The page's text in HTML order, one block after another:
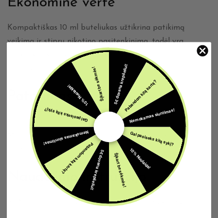
Kompaktiškas 10 ml buteliukas užtikrina patikimą
veikimą ir stiprų nikotino pasitenkinimą, todėl yra
praktiškas kasdienis pasirinkimas vapintojams,
norintiems sodraus skonio patogiu formatu.
Patarimas
Naudokite Oasis mažesne galia kapsulių (pod) arba
MTL įrenginyje, kad tropinių vaisių natos išliktų ryškios, o
poskonis gaivinantis.
Naudojimo instrukcija
Atsargiai pripildykite kapsulę arba baką el. skysčiu.
5€ dovana krepšeliui!Pabandom kitą kartą?
Nemokamas siuntimas!
Gal pasiseks kitą sykį?
10% Nuolaida!
Šįkart be sėkmės!
5€ dovana krepšeliui!
Pabandom kitą kartą?
Nemokamas siuntimas!
Gal pasiseks kitą sykį?
10% Nuolaida!Šįkart be sėkmės!